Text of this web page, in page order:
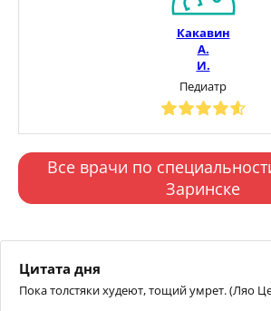
Какавин
А.
И.
Педиатр
Все врачи по
Заринске
Цитата дня
Пока толстяки худеют, тощий умрет. (Ляо